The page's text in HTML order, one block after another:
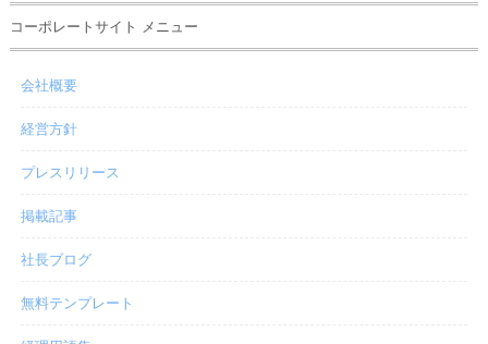
コーポレートサイト メニュー
会社概要
経営方針
プレスリリース
掲載記事
社長ブログ
無料テンプレート